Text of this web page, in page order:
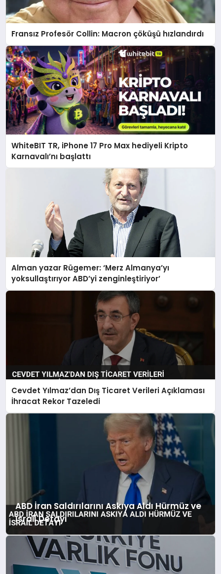
Fransız Profesör Collin: Macron çöküşü hızlandırdı
WhiteBIT TR, iPhone 17 Pro Max hediyeli Kripto
Karnavalı’nı başlattı
Alman yazar Rügemer: ‘Merz Almanya’yı
yoksullaştırıyor ABD’yi zenginleştiriyor’
Cevdet Yılmaz’dan Dış Ticaret Verileri Açıklaması
İhracat Rekor Tazeledi
ABD İran Saldırılarını Askıya Aldı Hürmüz ve
İsrail Detayı